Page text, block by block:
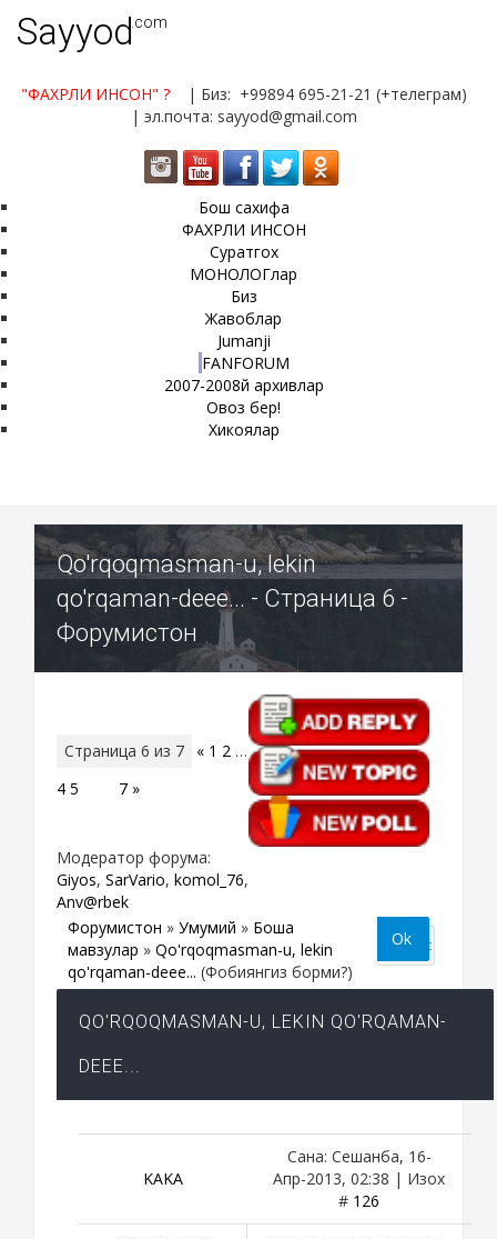
Sayyod.com
"ФАХРЛИ ИНСОН" ?
| Биз: +99894 695-21-21 (+телеграм)
| эл.почта: sayyod@gmail.com
Бош сахифа
ФАХРЛИ ИНСОН
Суратгох
МОНОЛОГлар
Биз
Жавоблар
Jumanji
FANFORUM
2007-2008й архивлар
Овоз бер!
Хикоялар
Qo'rqoqmasman-u, lekin
qo'rqaman-deee... - Страница 6 -
Форумистон
Страница 6 из 7 « 1 2 …
4 5 7 »
Модератор форума:
Giyos, SarVario, komol_76,
Anv@rbek
Форумистон » Умумий » Бошқа
мавзулар » Qo'rqoqmasman-u, lekin
qo'rqaman-deee... (Фобиянгиз борми?)
QO'RQOQMASMAN-U, LEKIN QO'RQAMAN-
DEEE...
KAKA
Сана: Сешанба, 16-
Апр-2013, 02:38 | Изох
# 126